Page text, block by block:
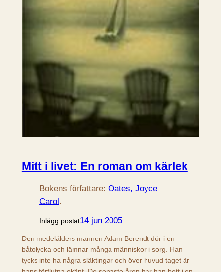
Mitt i livet: En roman om kärlek
Bokens författare: Oates, Joyce
Carol .
Inlägg postat14 jun 2005
Den medelålders mannen Adam Berendt dör i en
båtolycka och lämnar många människor i sorg. Han
tycks inte ha några släktingar och över huvud taget är